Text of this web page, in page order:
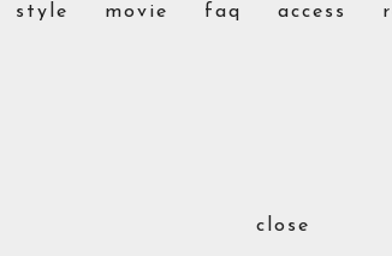
style movie faq access
close